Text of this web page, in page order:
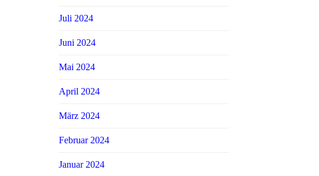
Juli 2024
Juni 2024
Mai 2024
April 2024
März 2024
Februar 2024
Januar 2024